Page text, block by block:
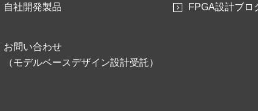
自社開発製品 FPGA設計ブロ
お問い合わせ
（モデルベースデザイン設計受託）